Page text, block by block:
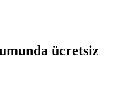
ücretsiz